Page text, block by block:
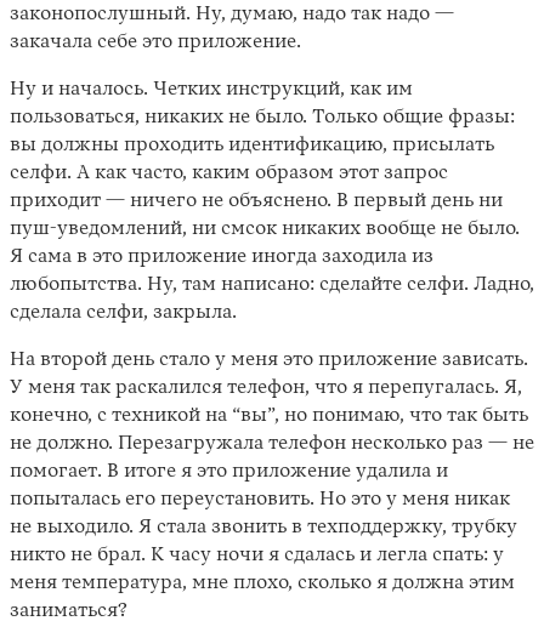
законопослушный. Ну, думаю, надо так надо —
закачала себе это приложение.
Ну и началось. Четких инструкций, как им
пользоваться, никаких не было. Только общие фразы:
вы должны проходить идентификацию, присылать
селфи. А как часто, каким образом этот запрос
приходит — ничего не объяснено. В первый день ни
пуш-уведомлений, ни смсок никаких вообще не было.
Я сама в это приложение иногда заходила из
любопытства. Ну, там написано: сделайте селфи. Ладно,
сделала селфи, закрыла.
На второй день стало у меня это приложение зависать.
У меня так раскалился телефон, что я перепугалась. Я,
конечно, с техникой на “вы”, но понимаю, что так быть
не должно. Перезагружала телефон несколько раз — не
помогает. В итоге я это приложение удалила и
попыталась его переустановить. Но это у меня никак
не выходило. Я стала звонить в техподдержку, трубку
никто не брал. К часу ночи я сдалась и легла спать: у
меня температура, мне плохо, сколько я должна этим
заниматься?